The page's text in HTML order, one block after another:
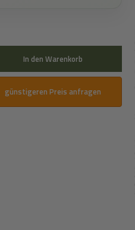
In den Warenkorb
günstigeren Preis anfragen